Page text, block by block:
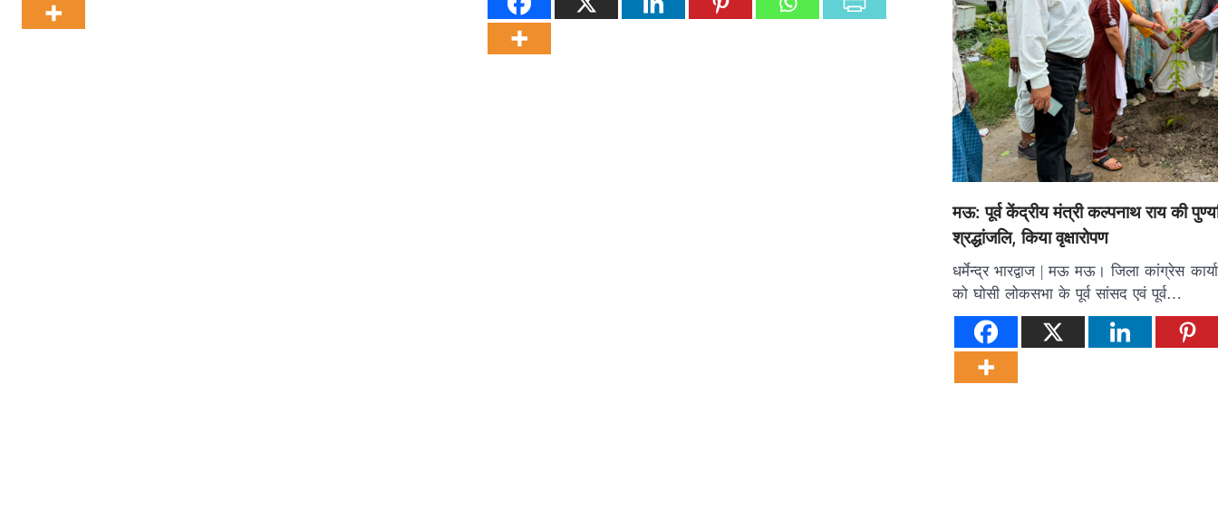
मऊ: पूर्व केंद्रीय मंत्री कल्पनाथ राय की
श्रद्धांजलि, किया वृक्षारोपण
धर्मेन्द्र भारद्वाज | मऊ मऊ। जिला कांग्रेस
को घोसी लोकसभा के पूर्व सांसद एवं पूर्व…